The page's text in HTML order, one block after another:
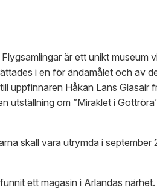
är ett unikt museum
i en för ändamålet och av
uppfinnaren Håkan Lans Glasair
utställning om ”Miraklet i
skall vara utrymda i
ett magasin i Arlandas